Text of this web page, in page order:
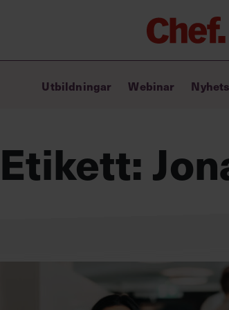
Lyft ditt
Ledarskapstest
Chef GPT –
Utbildningar Webinar
Etikett: